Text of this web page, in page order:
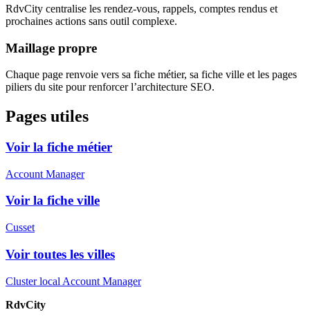
RdvCity centralise les rendez-vous, rappels, comptes rendus et
prochaines actions sans outil complexe.
Maillage propre
Chaque page renvoie vers sa fiche métier, sa fiche ville et les pages
piliers du site pour renforcer l’architecture SEO.
Pages utiles
Voir la fiche métier
Account Manager
Voir la fiche ville
Cusset
Voir toutes les villes
Cluster local Account Manager
RdvCity